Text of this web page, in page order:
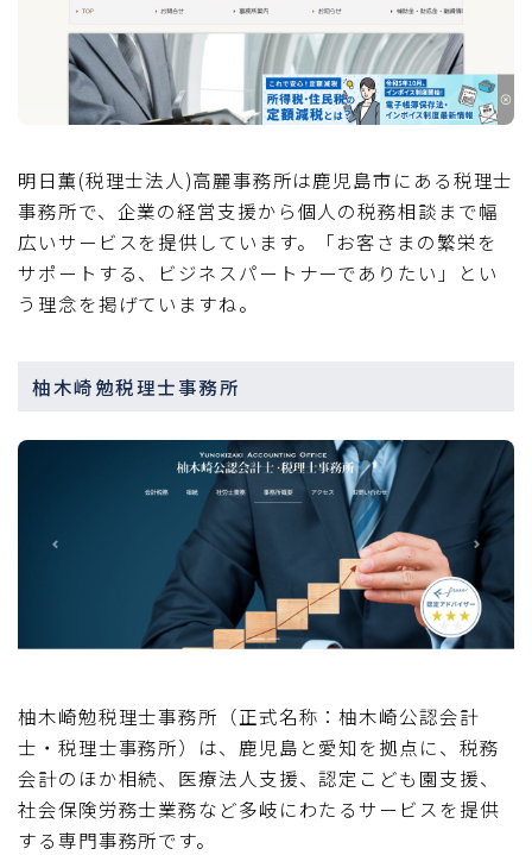
明日薫(税理士法人)高麗事務所は鹿児島市にある税理士
事務所で、企業の経営支援から個人の税務相談まで幅
広いサービスを提供しています。「お客さまの繁栄を
サポートする、ビジネスパートナーでありたい」とい
う理念を掲げていますね。
柚木崎勉税理士事務所
柚木崎勉税理士事務所（正式名称：柚木崎公認会計
士・税理士事務所）は、鹿児島と愛知を拠点に、税務
会計のほか相続、医療法人支援、認定こども園支援、
社会保険労務士業務など多岐にわたるサービスを提供
する専門事務所です。